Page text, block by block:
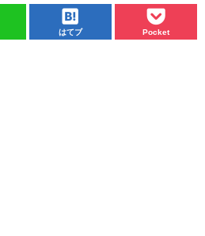
はてブ Pocket